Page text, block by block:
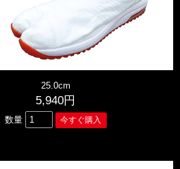
25.0cm
5,940円
数量